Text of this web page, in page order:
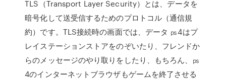
TLS（Transport Layer Security）とは、データを
暗号化して送受信するためのプロトコル（通信規
約）です。TLS接続時の画面では、データ ㎰4はプ
レイステーションストアをのぞいたり、フレンドか
らのメッセージのやり取りをしたり、もちろん、㎰
4のインターネットブラウザもゲームを終了させる